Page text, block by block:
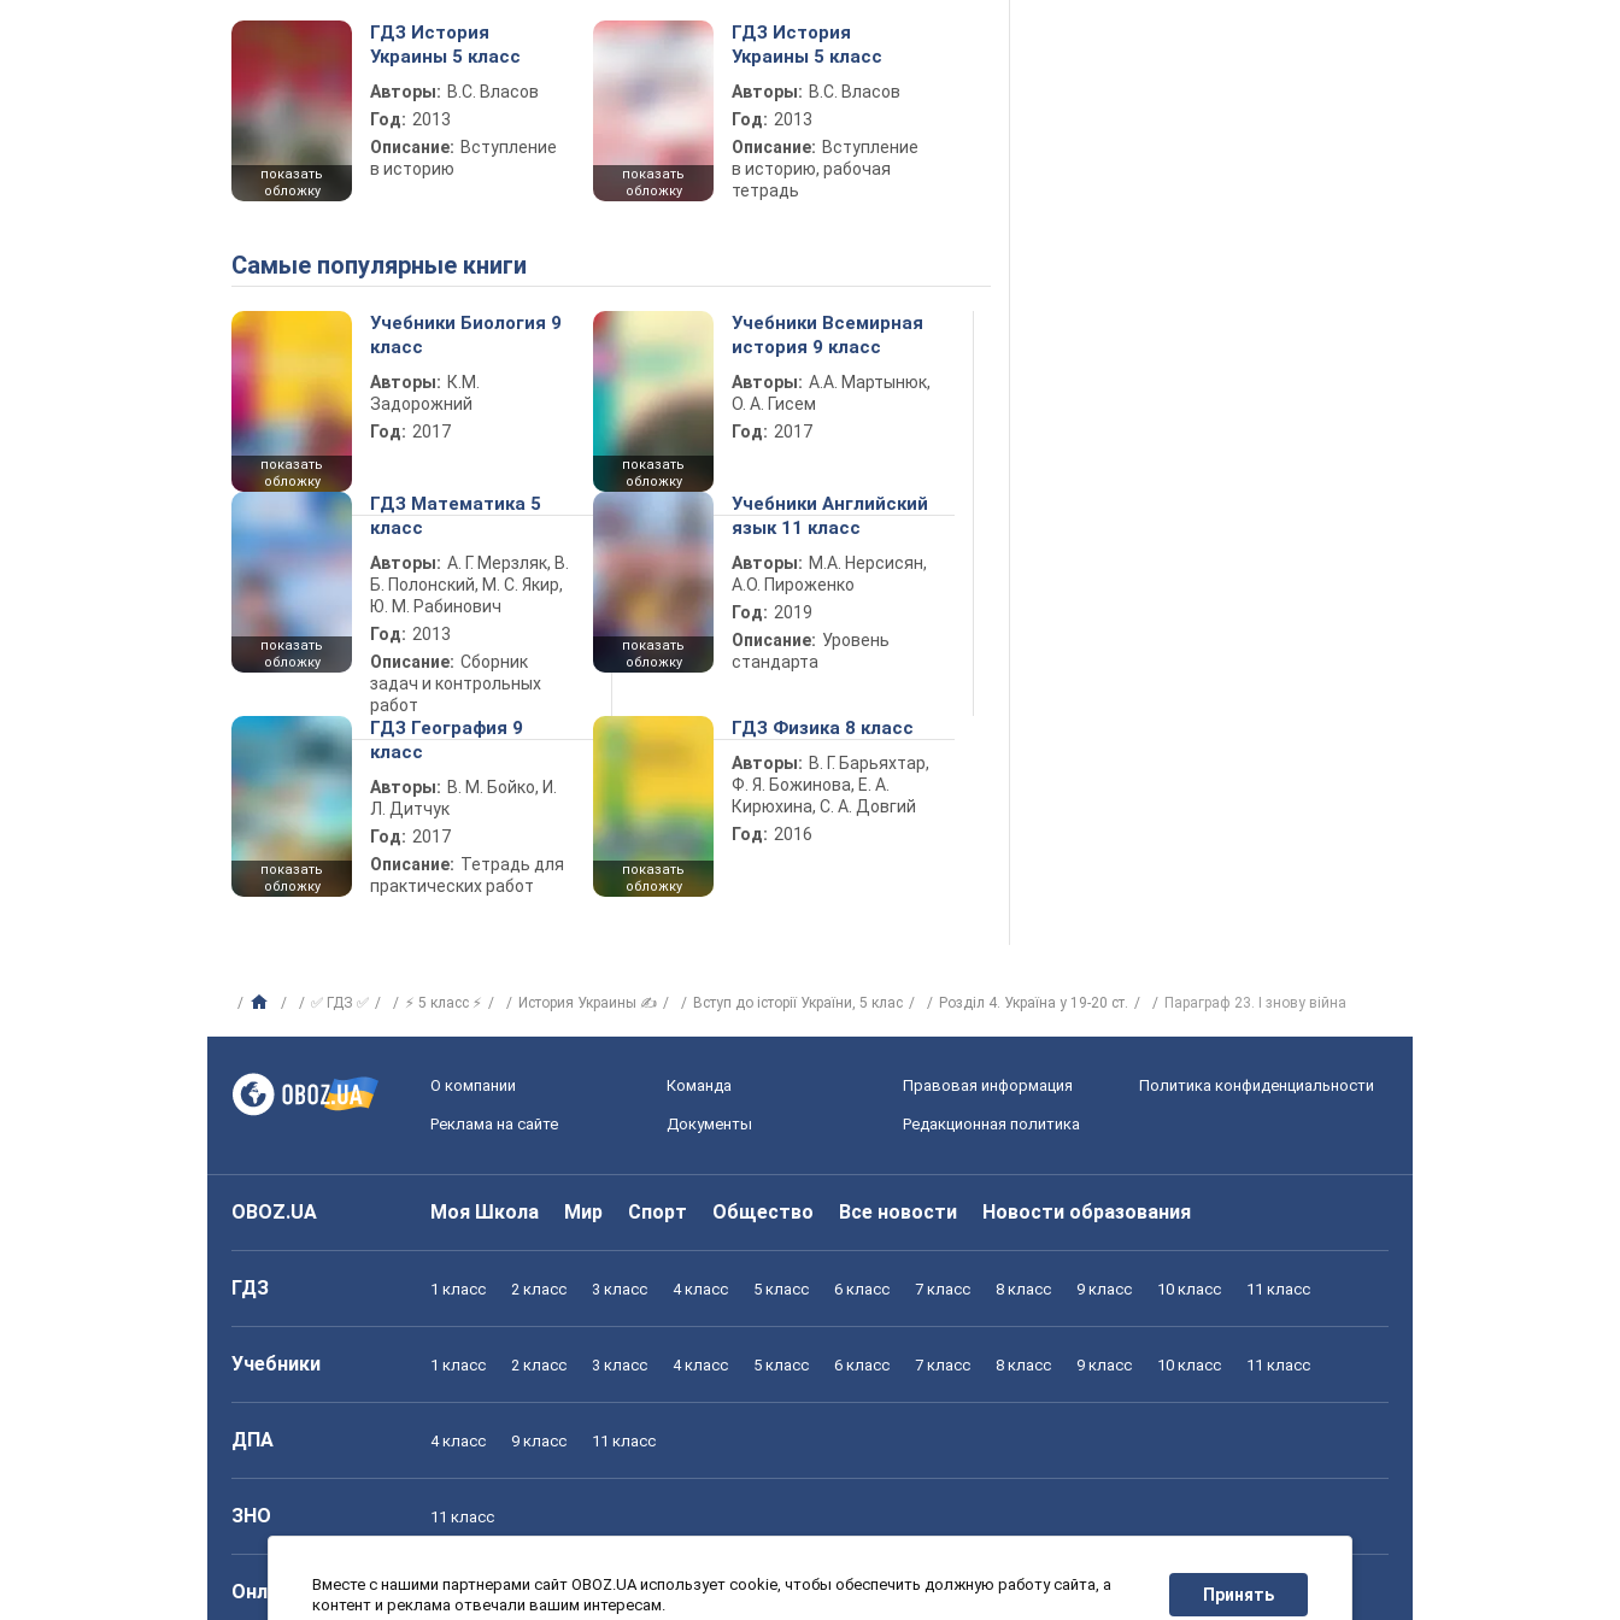
показать
обложку
ГДЗ История
Украины 5 класс
Авторы: В.С. Власов
Год: 2013
Описание: Вступление
в историю
показать
обложку
ГДЗ История
Украины 5 класс
Авторы: В.С. Власов
Год: 2013
Описание: Вступление
в историю, рабочая
тетрадь
Самые популярные книги
показать
обложку
Учебники Биология 9
класс
Авторы: К.М.
Задорожний
Год: 2017
показать
обложку
Учебники Всемирная
история 9 класс
Авторы: А.А. Мартынюк,
О. А. Гисем
Год: 2017
показать
обложку
ГДЗ Математика 5
класс
Авторы: А. Г. Мерзляк, В.
Б. Полонский, М. С. Якир,
Ю. М. Рабинович
Год: 2013
Описание: Сборник
задач и контрольных
работ
показать
обложку
Учебники Английский
язык 11 класс
Авторы: М.А. Нерсисян,
А.О. Пироженко
Год: 2019
Описание: Уровень
стандарта
показать
обложку
ГДЗ География 9
класс
Авторы: В. М. Бойко, И.
Л. Дитчук
Год: 2017
Описание: Тетрадь для
практических работ
показать
обложку
ГДЗ Физика 8 класс
Авторы: В. Г. Барьяхтар,
Ф. Я. Божинова, Е. А.
Кирюхина, С. А. Довгий
Год: 2016
✅ ГДЗ ✅ ⚡ 5 класс ⚡ История Украины ✍ Вступ до історії України, 5 клас Розділ 4. Україна у 19-20 ст. Параграф 23. І знову війна
О компании Команда Правовая информация Политика конфиденциальности
Реклама на сайте Документы Редакционная политика
OBOZ.UA Моя Школа Мир Спорт Общество Все новости Новости образования
ГДЗ 1 класс 2 класс 3 класс 4 класс 5 класс 6 класс 7 класс 8 класс 9 класс 10 класс 11 класс
Учебники 1 класс 2 класс 3 класс 4 класс 5 класс 6 класс 7 класс 8 класс 9 класс 10 класс 11 класс
ДПА 4 класс 9 класс 11 класс
ЗНО 11 класс
Онлайн уроки 1 класс 2 класс 3 класс 4 класс 5 класс 6 класс 7 класс 8 класс 9 класс 10 класс 11 класс
Вместе с нашими партнерами сайт OBOZ.UA использует cookie, чтобы обеспечить должную работу сайта, а
контент и реклама отвечали вашим интересам.
Принять